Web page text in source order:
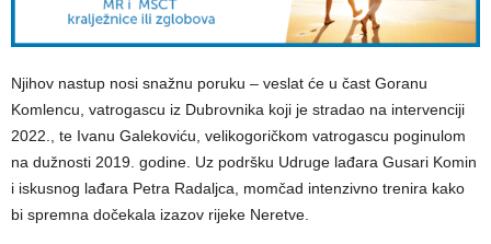
Njihov nastup nosi snažnu poruku – veslat će u čast Goranu
Komlencu, vatrogascu iz Dubrovnika koji je stradao na intervenciji
2022., te Ivanu Galekoviću, velikogoričkom vatrogascu poginulom
na dužnosti 2019. godine. Uz podršku Udruge lađara Gusari Komin
i iskusnog lađara Petra Radaljca, momčad intenzivno trenira kako
bi spremna dočekala izazov rijeke Neretve.